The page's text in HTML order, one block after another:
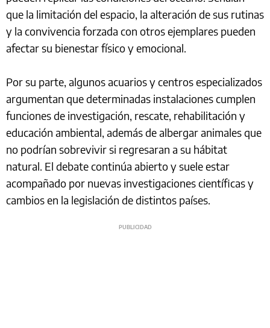
que la limitación del espacio, la alteración de sus rutinas
y la convivencia forzada con otros ejemplares pueden
afectar su bienestar físico y emocional.
Por su parte, algunos acuarios y centros especializados
argumentan que determinadas instalaciones cumplen
funciones de investigación, rescate, rehabilitación y
educación ambiental, además de albergar animales que
no podrían sobrevivir si regresaran a su hábitat
natural. El debate continúa abierto y suele estar
acompañado por nuevas investigaciones científicas y
cambios en la legislación de distintos países.